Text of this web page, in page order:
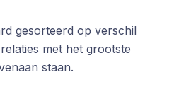
gesorteerd op verschil
met het grootste
staan.